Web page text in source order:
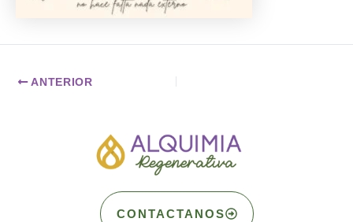
ANTERIOR
CONTACTANOS